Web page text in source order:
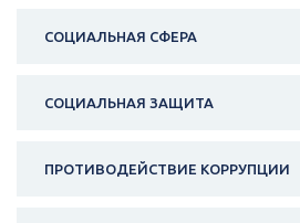
СОЦИАЛЬНАЯ СФЕРА
СОЦИАЛЬНАЯ ЗАЩИТА
ПРОТИВОДЕЙСТВИЕ КОРРУПЦИИ